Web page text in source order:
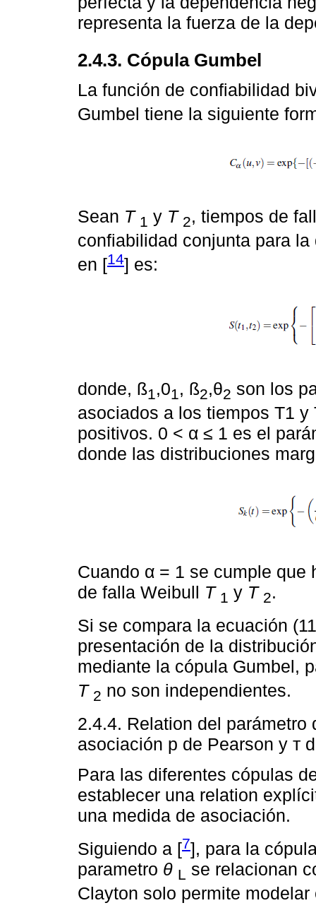
representa la fuerza de la
2.4.3. Cópula Gumbel
La función de confiabilidad
Gumbel tiene la siguiente
Sean T 1 y T 2, tiempos de
confiabilidad conjunta para
en [14] es:
donde, ß1,01, ß2,θ2 son los
asociados a los tiempos T1
positivos. 0 < α ≤ 1 es el
donde las distribuciones
Cuando α = 1 se cumple que
de falla Weibull T 1 y T 2.
Si se compara la ecuación
presentación de la
mediante la cópula Gumbel,
T 2 no son independientes.
2.4.4. Relation del
asociación p de Pearson y т
Para las diferentes cópulas
establecer una relation
una medida de asociación.
Siguiendo a [7], para la
parametro θ L se relacionan
Clayton solo permite